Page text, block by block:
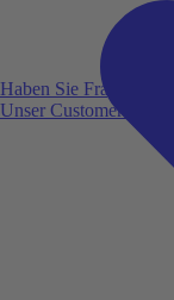
Haben Sie Fragen?
Unser Customer